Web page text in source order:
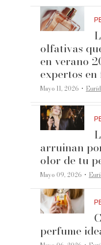
olfativas
en verano
expertos
Mayo 11, 2026 ·
arruinan
olor de tu
Mayo 09, 2026 ·
perfume